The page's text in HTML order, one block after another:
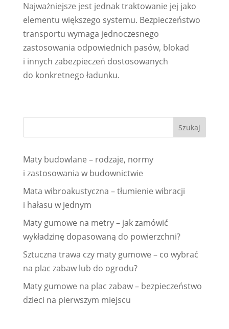
Najważniejsze jest jednak traktowanie jej jako
elementu większego systemu. Bezpieczeństwo
transportu wymaga jednoczesnego
zastosowania odpowiednich pasów, blokad
i innych zabezpieczeń dostosowanych
do konkretnego ładunku.
Maty budowlane – rodzaje, normy
i zastosowania w budownictwie
Mata wibroakustyczna – tłumienie wibracji
i hałasu w jednym
Maty gumowe na metry – jak zamówić
wykładzinę dopasowaną do powierzchni?
Sztuczna trawa czy maty gumowe – co wybrać
na plac zabaw lub do ogrodu?
Maty gumowe na plac zabaw – bezpieczeństwo
dzieci na pierwszym miejscu